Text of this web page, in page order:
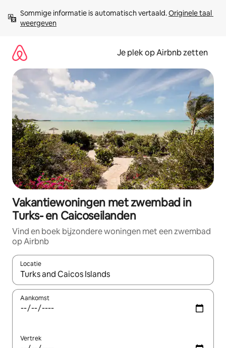
direct
naar
Sommige informatie is automatisch vertaald. Originele taal
weergeven
Je plek op Airbnb zetten
Vakantiewoningen met zwembad in
Turks- en Caicoseilanden
Vind en boek bijzondere woningen met een zwembad
op Airbnb
Locatie
Wanneer er resultaten beschikbaar zijn, maak je een keuze
Aankomst
Vertrek